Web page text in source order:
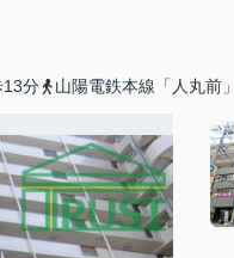
13分 山陽電鉄本線「人丸前